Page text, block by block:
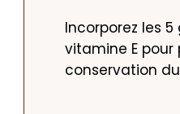
Incorporez les
vitamine E pour
conservation